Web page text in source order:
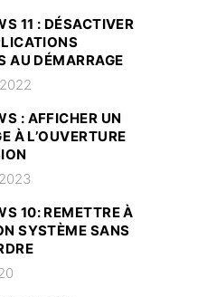
11 : DÉSACTIVER
AU DÉMARRAGE
: AFFICHER UN
À L’OUVERTURE
10: REMETTRE À
SYSTÈME SANS